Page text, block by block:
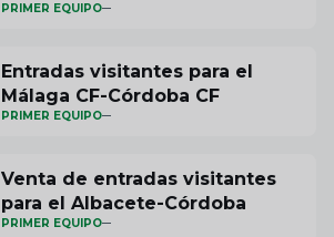
Córdoba CF
PRIMER EQUIPO
Entradas visitantes para el
Málaga CF-Córdoba CF
PRIMER EQUIPO
Venta de entradas visitantes
para el Albacete-Córdoba
PRIMER EQUIPO